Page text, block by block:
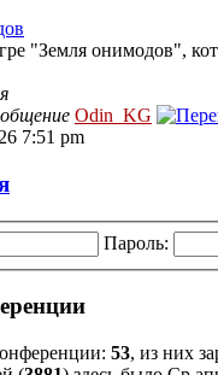
"Земля онимодов",
Odin_KG
7:51 pm
Пароль:
53, из них